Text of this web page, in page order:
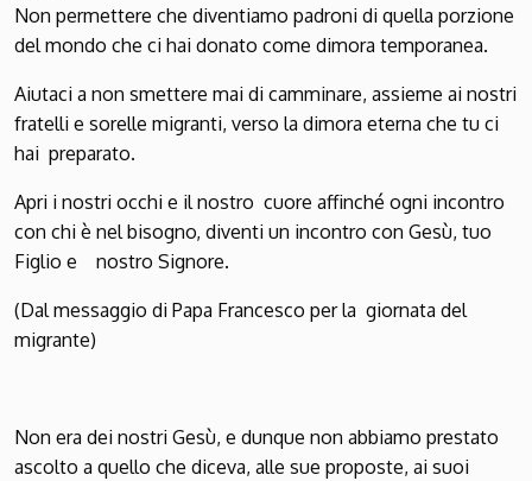
Non permettere che diventiamo padroni di quella porzione
del mondo che ci hai donato come dimora temporanea.
Aiutaci a non smettere mai di camminare, assieme ai nostri
fratelli e sorelle migranti, verso la dimora eterna che tu ci
hai preparato.
Apri i nostri occhi e il nostro cuore affinché ogni incontro
con chi è nel bisogno, diventi un incontro con Gesù, tuo
Figlio e nostro Signore.
(Dal messaggio di Papa Francesco per la giornata del
migrante)
Non era dei nostri Gesù, e dunque non abbiamo prestato
ascolto a quello che diceva, alle sue proposte, ai suoi